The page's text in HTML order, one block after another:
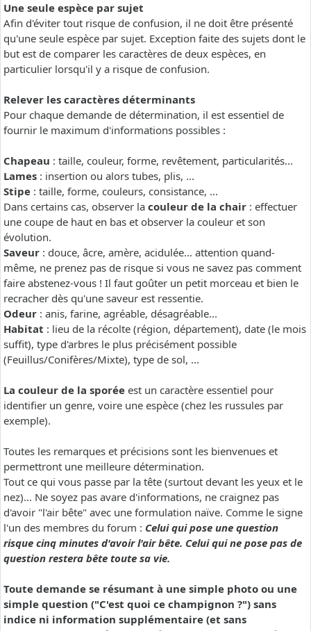
Une seule espèce par sujet
Afin d'éviter tout risque de confusion, il ne doit être présenté
qu'une seule espèce par sujet. Exception faite des sujets dont le
but est de comparer les caractères de deux espèces, en
particulier lorsqu'il y a risque de confusion.
Relever les caractères déterminants
Pour chaque demande de détermination, il est essentiel de
fournir le maximum d'informations possibles :
Chapeau : taille, couleur, forme, revêtement, particularités...
Lames : insertion ou alors tubes, plis, ...
Stipe : taille, forme, couleurs, consistance, ...
Dans certains cas, observer la couleur de la chair : effectuer
une coupe de haut en bas et observer la couleur et son
évolution.
Saveur : douce, âcre, amère, acidulée... attention quand-
même, ne prenez pas de risque si vous ne savez pas comment
faire abstenez-vous ! Il faut goûter un petit morceau et bien le
recracher dès qu'une saveur est ressentie.
Odeur : anis, farine, agréable, désagréable...
Habitat : lieu de la récolte (région, département), date (le mois
suffit), type d'arbres le plus précisément possible
(Feuillus/Conifères/Mixte), type de sol, ...
La couleur de la sporée est un caractère essentiel pour
identifier un genre, voire une espèce (chez les russules par
exemple).
Toutes les remarques et précisions sont les bienvenues et
permettront une meilleure détermination.
Tout ce qui vous passe par la tête (surtout devant les yeux et le
nez)... Ne soyez pas avare d'informations, ne craignez pas
d'avoir "l'air bête" avec une formulation naïve. Comme le signe
l'un des membres du forum : Celui qui pose une question
risque cinq minutes d'avoir l'air bête. Celui qui ne pose pas de
question restera bête toute sa vie.
Toute demande se résumant à une simple photo ou une
simple question ("C'est quoi ce champignon ?") sans
indice ni information supplémentaire (et sans